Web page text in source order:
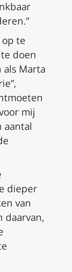
te
doen
als Marta
mij
aantal
dieper
van
daarvan,